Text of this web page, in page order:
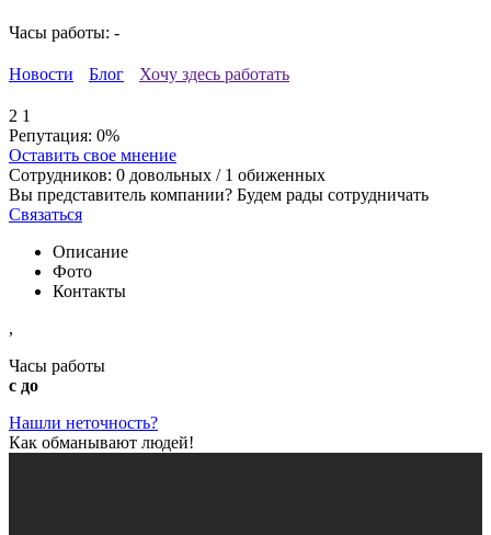
Часы работы: -
Новости Блог Хочу здесь работать
2 1
Репутация: 0%
Оставить свое мнение
Сотрудников: 0 довольных / 1 обиженных
Вы представитель компании? Будем рады сотрудничать
Связаться
Описание
Фото
Контакты
,
Часы работы
с до
Нашли неточность?
Как обманывают людей!